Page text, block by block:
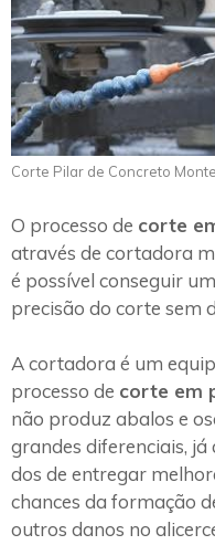
Corte Pilar de Concreto
O processo de corte
através de cortadora
é possível conseguir
precisão do corte sem
A cortadora é um
processo de corte em
não produz abalos e
grandes diferenciais,
dos de entregar
chances da formação
outros danos no